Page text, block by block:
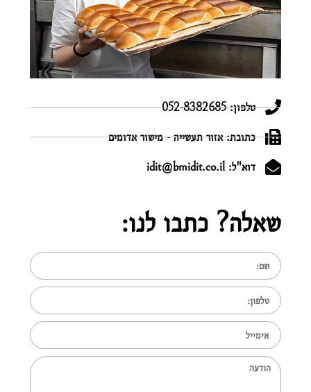
טלפון: 052-8382685
כתובת: אזור תעשייה - מישור אדומים
דוא"ל: idit@bmidit.co.il
שאלה? כתבו לנו: